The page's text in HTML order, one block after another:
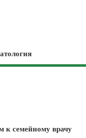
к семейному врачу